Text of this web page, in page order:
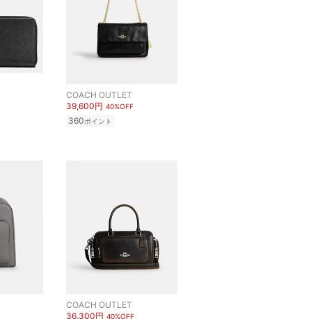
COACH OUTLET
39,600円 40%OFF
360ポイント
COACH OUTLET
36,300円 40%OFF